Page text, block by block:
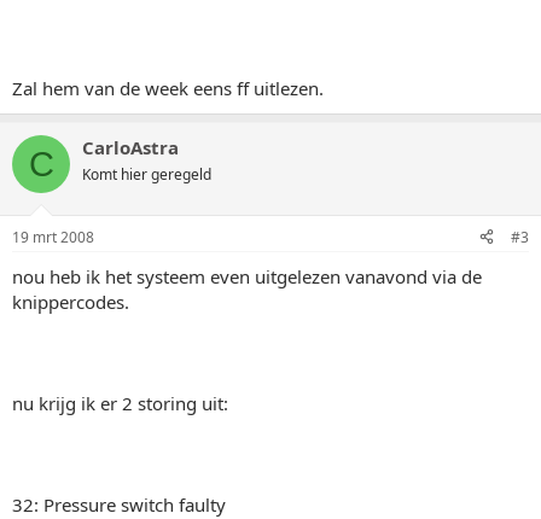
Zal hem van de week eens ff uitlezen.
C CarloAstra
Komt hier geregeld
19 mrt 2008 #3
nou heb ik het systeem even uitgelezen vanavond via de
knippercodes.
nu krijg ik er 2 storing uit:
32: Pressure switch faulty